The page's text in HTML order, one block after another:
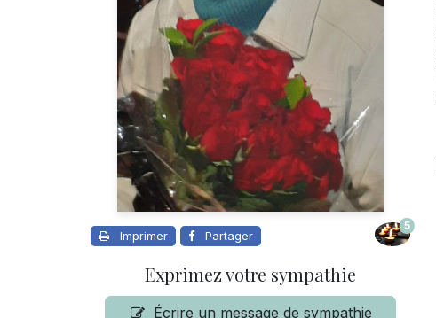
Imprimer Partager
5
Exprimez votre sympathie
Écrire un message de sympathie